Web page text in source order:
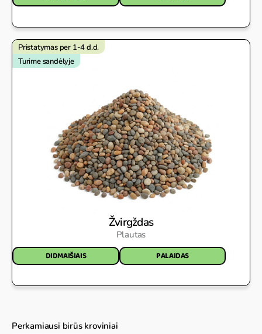
Pristatymas per 1-4 d.d.
Turime sandėlyje
Žvirgždas
Plautas
DIDMAIŠIAIS PALAIDAS
Perkamiausi birūs kroviniai